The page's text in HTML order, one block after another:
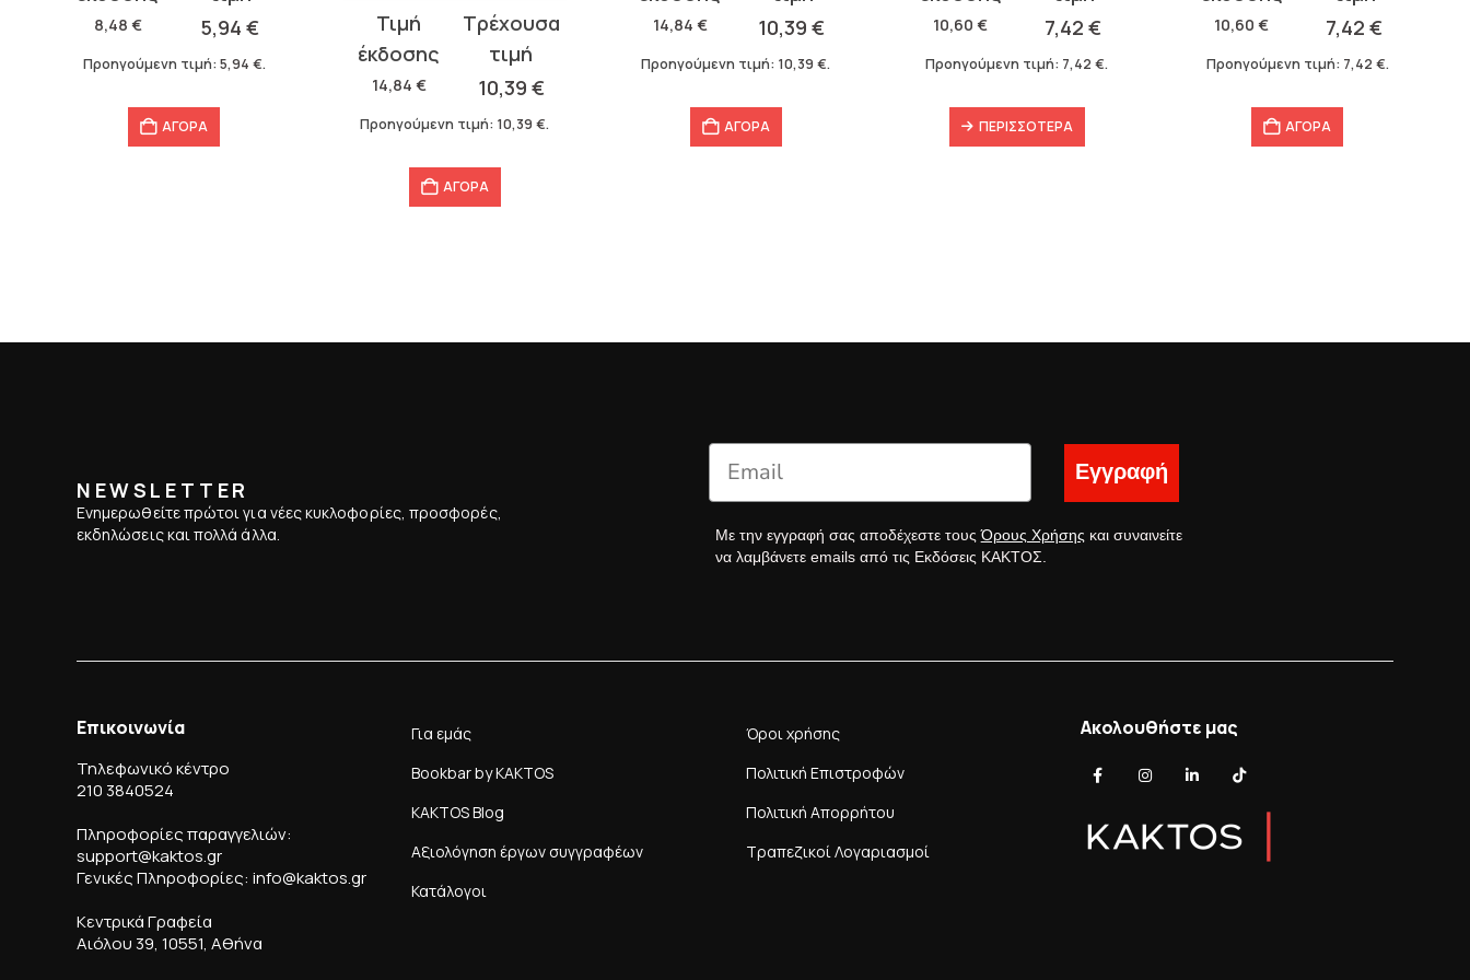
5,94€
τιμή:5,94€.
Original
price
14,84 €.
10,39€
Η
τρέχουσα
είναι:
10,39 €.
Προηγούμενη τιμή:10,39€.
14,84
was:
14,84 €.
10,39€
τιμή
είναι:
10,39 €.
Προηγούμενη τιμή:10,39€.
10,60
was:
10,60 €.
7,42€
τιμή
είναι:Προηγούμενη τιμή:7,42€.
10,60
was:
10,60 €.
7,42€
τιμή
είναι:Προηγούμενη τιμή:7,42€. 3,18
NEWSLETTER
Ενημερωθείτε πρώτοι για νέες κυκλοφορίες, προσφορές,
εκδηλώσεις και πολλά άλλα.
Εγγραφή
Με την εγγραφή σας αποδέχεστε τουςΌρους Χρήσης και συναινείτε
να λαμβάνετε emails από τις Εκδόσεις ΚΑΚΤΟΣ.
Επικοινωνία
Τηλεφωνικό κέντρο
210 3840524
Πληροφορίες παραγγελιών:
support@kaktos.gr
Γενικές Πληροφορίες: info@kaktos.gr
Κεντρικά Γραφεία
Αιόλου 39, 10551, Αθήνα
Για εμάς
Bookbar by KAKTOS
KAKTOS Blog
Αξιολόγηση έργων συγγραφέων
Κατάλογοι
Όροι χρήσης
Πολιτική Επιστροφών
Πολιτική Απορρήτου
Τραπεζικοί Λογαριασμοί
Ακολουθήστε μας